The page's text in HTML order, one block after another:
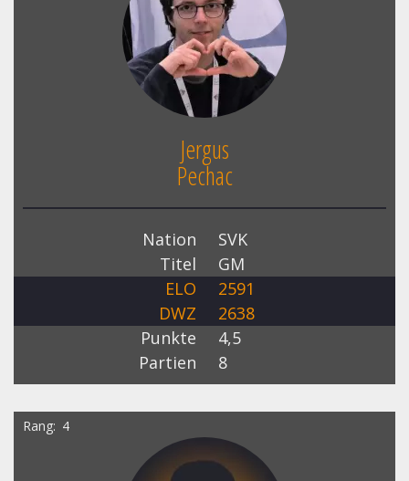
Jergus
Pechac
Nation
SVK
Titel
GM
ELO
2591
DWZ
2638
Punkte
4,5
Partien
8
Rang 4